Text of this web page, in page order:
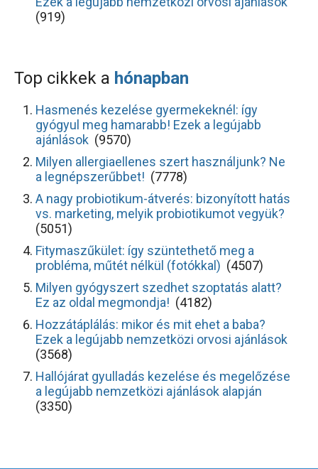
(919)
Top cikkek a hónapban
Hasmenés kezelése gyermekeknél: így
gyógyul meg hamarabb! Ezek a legújabb
ajánlások (9570)
Milyen allergiaellenes szert használjunk? Ne
a legnépszerűbbet! (7778)
A nagy probiotikum-átverés: bizonyított hatás
vs. marketing, melyik probiotikumot vegyük?
(5051)
Fitymaszűkület: így szüntethető meg a
probléma, műtét nélkül (fotókkal) (4507)
Milyen gyógyszert szedhet szoptatás alatt?
Ez az oldal megmondja! (4182)
Hozzátáplálás: mikor és mit ehet a baba?
Ezek a legújabb nemzetközi orvosi ajánlások
(3568)
Hallójárat gyulladás kezelése és megelőzése
a legújabb nemzetközi ajánlások alapján
(3350)